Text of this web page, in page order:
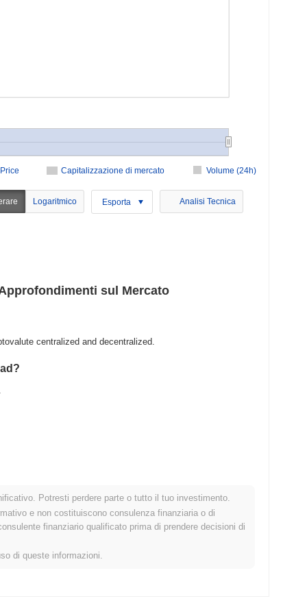
Capitalizzazione di mercato Volume (24h)
Price
Logaritmico Esporta Analisi Tecnica
sul Mercato
centralized and decentralized.
.
crypto più ampio?
il mercato crypto complessivo che ha registrato un guadagno
rispetto allo slancio del mercato più ampio.
Potresti perdere parte o tutto il tuo investimento.
e non costituiscono consulenza finanziaria o di
finanziario qualificato prima di prendere decisioni di
di queste informazioni.